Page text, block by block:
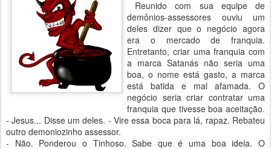
Reunido com sua equipe de
demônios-assessores ouviu um
deles dizer que o negócio agora
era o mercado de franquia.
Entretanto, criar uma franquia com
a marca Satanás não seria uma
boa, o nome está gasto, a marca
está batida e mal afamada. O
negócio seria criar contratar uma
franquia que tivesse boa aceitação.
- Jesus... Disse um deles. - Vire essa boca para lá, rapaz. Rebateu
outro demoniozinho assessor.
- Não. Ponderou o Tinhoso. Sabe que é uma boa ideia. O